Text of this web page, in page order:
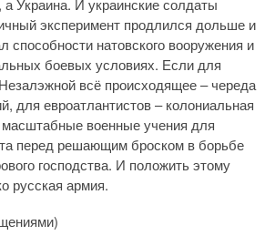
эксперимент продлился дольше и
способности натовского вооружения и
боевых условиях. Если для
всё происходящее – череда
для евроатлантистов – колониальная
военные учения для
перед решающим броском в борьбе
господства. И положить этому
русская армия.